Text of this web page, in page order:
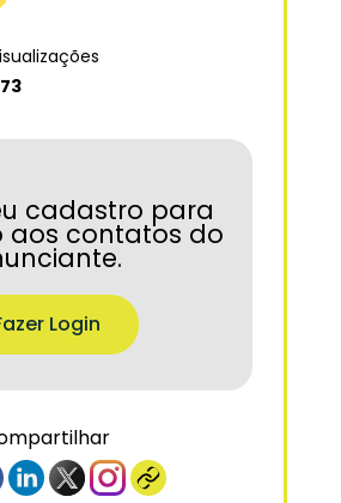
cadastro para
aos contatos do
Login